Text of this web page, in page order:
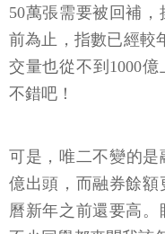
50萬張需要被回補
前為止，指數已經較
交量也從不到1000
不錯吧！
可是，唯二不變的是
億出頭，而融券餘額
曆新年之前還要高。